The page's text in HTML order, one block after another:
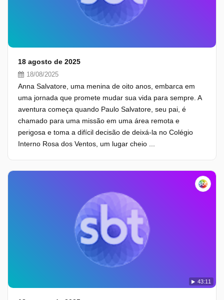
18 agosto de 2025
18/08/2025
Anna Salvatore, uma menina de oito anos, embarca em
uma jornada que promete mudar sua vida para sempre. A
aventura começa quando Paulo Salvatore, seu pai, é
chamado para uma missão em uma área remota e
perigosa e toma a difícil decisão de deixá-la no Colégio
Interno Rosa dos Ventos, um lugar cheio ...
43:11